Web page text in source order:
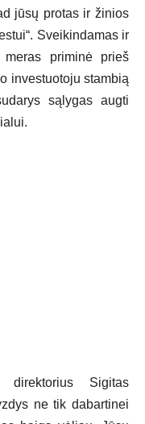
jūsų protas ir žinios
Sveikindamas ir
meras priminė prieš
investuotoju stambią
sąlygas augti
direktorius Sigitas
ne tik dabartinei